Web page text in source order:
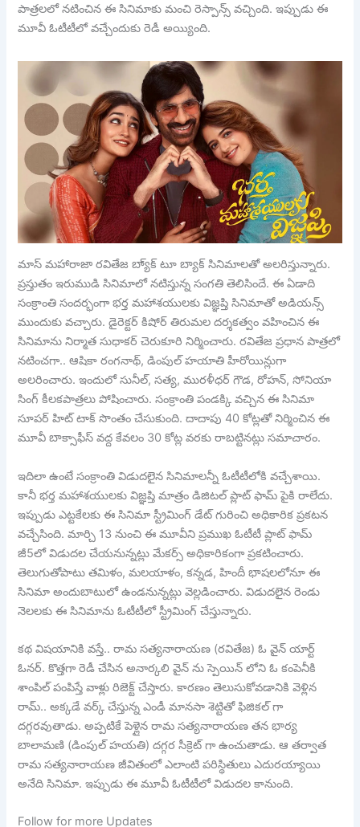
పాత్రలలో నటించిన ఈ సినిమాకు మంచి రెస్పాన్స్ వచ్చింది. ఇప్పుడు ఈ
మూవీ ఓటీటీలో వచ్చేందుకు రెడీ అయ్యింది.
మాస్ మహారాజా రవితేజ బ్యా్క్ టూ బ్యాక్ సినిమాలతో అలరిస్తున్నారు.
ప్రస్తుతం ఇరుముడి సినిమాలో నటిస్తున్న సంగతి తెలిసిందే. ఈ ఏడాది
సంక్రాంతి సందర్భంగా భర్త మహాశయులకు విజ్ఞప్తి సినిమాతో అడియన్స్
ముందుకు వచ్చారు. డైరెక్టర్ కిషోర్ తిరుమల దర్శకత్వం వహించిన ఈ
సినిమాను నిర్మాత సుధాకర్ చెరుకూరి నిర్మించారు. రవితేజ ప్రధాన పాత్రలో
నటించగా.. ఆషికా రంగనాథ్, డింపుల్ హయాతి హీరోయిన్లుగా
అలరించారు. ఇందులో సునీల్, సత్య, మురళీధర్ గౌడ, రోహన్, సోనియా
సింగ్ కీలకపాత్రలు పోషించారు. సంక్రాంతి పండక్కి వచ్చిన ఈ సినిమా
సూపర్ హిట్ టాక్ సొంతం చేసుకుంది. దాదాపు 40 కోట్లతో నిర్మించిన ఈ
మూవీ బాక్సాఫీస్ వద్ద కేవలం 30 కోట్ల వరకు రాబట్టినట్లు సమాచారం.
ఇదిలా ఉంటే సంక్రాంతి విడుదలైన సినిమాలన్నీ ఓటీటీలోకి వచ్చేశాయి.
కానీ భర్త మహాశయులకు విజ్ఞప్తి మాత్రం డిజిటల్ ప్లాట్ ఫామ్ పైకి రాలేదు.
ఇప్పుడు ఎట్టకేలకు ఈ సినిమా స్ట్రీమింగ్ డేట్ గురించి అధికారిక ప్రకటన
వచ్చేసింది. మార్చి 13 నుంచి ఈ మూవీని ప్రముఖ ఓటీటీ ప్లాట్ ఫామ్
జీ5లో విడుదల చేయనున్నట్లు మేకర్స్ అధికారికంగా ప్రకటించారు.
తెలుగుతోపాటు తమిళం, మలయాళం, కన్నడ, హిందీ భాషలలోనూ ఈ
సినిమా అందుబాటులో ఉండనున్నట్లు వెల్లడించారు. విడుదలైన రెండు
నెలలకు ఈ సినిమాను ఓటీటీలో స్ట్రీమింగ్ చేస్తున్నారు.
కథ విషయానికి వస్తే.. రామ సత్యనారాయణ (రవితేజ) ఓ వైన్ యార్ట్
ఓనర్. కొత్తగా రెడీ చేసిన అనార్కలి వైన్ ను స్పెయిన్ లోని ఓ కంపెనీకి
శాంపిల్ పంపిస్తే వాళ్లు రిజెక్ట్ చేస్తారు. కారణం తెలుసుకోవడానికి వెళ్లిన
రామ్.. అక్కడే వర్క్ చేస్తున్న ఎండీ మానసా శెట్టితో ఫిజికల్ గా
దగ్గరవుతాడు. అప్పటికే పెళ్లైన రామ సత్యనారాయణ తన భార్య
బాలామణి (డింపుల్ హయతి) దగ్గర సీక్రెట్ గా ఉంచుతాడు. ఆ తర్వాత
రామ సత్యనారాయణ జీవితంలో ఎలాంటి పరిస్థితులు ఎదురయ్యాయి
అనేది సినిమా. ఇప్పుడు ఈ మూవీ ఓటీటీలో విడుదల కానుంది.
Follow for more Updates